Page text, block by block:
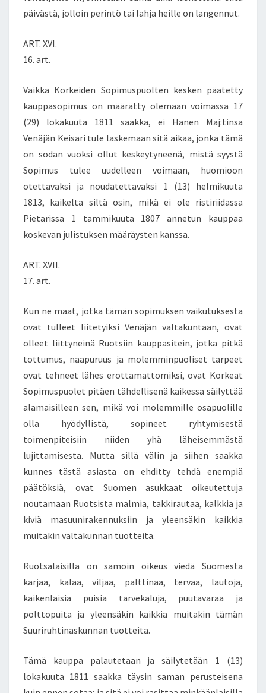
päivästä, jolloin perintö tai lahja heille on langennut.
ART. XVI.
16. art.
Vaikka Korkeiden Sopimuspuolten kesken päätetty
kauppasopimus on määrätty olemaan voimassa 17
(29) lokakuuta 1811 saakka, ei Hänen Maj:tinsa
Venäjän Keisari tule laskemaan sitä aikaa, jonka tämä
on sodan vuoksi ollut keskeytyneenä, mistä syystä
Sopimus tulee uudelleen voimaan, huomioon
otettavaksi ja noudatettavaksi 1 (13) helmikuuta
1813, kaikelta siltä osin, mikä ei ole ristiriidassa
Pietarissa 1 tammikuuta 1807 annetun kauppaa
koskevan julistuksen määräysten kanssa.
ART. XVII.
17. art.
Kun ne maat, jotka tämän sopimuksen vaikutuksesta
ovat tulleet liitetyiksi Venäjän valtakuntaan, ovat
olleet liittyneinä Ruotsiin kauppasitein, jotka pitkä
tottumus, naapuruus ja molemminpuoliset tarpeet
ovat tehneet lähes erottamattomiksi, ovat Korkeat
Sopimuspuolet pitäen tähdellisenä kaikessa säilyttää
alamaisilleen sen, mikä voi molemmille osapuolille
olla hyödyllistä, sopineet ryhtymisestä
toimenpiteisiin niiden yhä läheisemmästä
lujittamisesta. Mutta sillä välin ja siihen saakka
kunnes tästä asiasta on ehditty tehdä enempiä
päätöksiä, ovat Suomen asukkaat oikeutettuja
noutamaan Ruotsista malmia, takkirautaa, kalkkia ja
kiviä masuunirakennuksiin ja yleensäkin kaikkia
muitakin valtakunnan tuotteita.
Ruotsalaisilla on samoin oikeus viedä Suomesta
karjaa, kalaa, viljaa, palttinaa, tervaa, lautoja,
kaikenlaisia puisia tarvekaluja, puutavaraa ja
polttopuita ja yleensäkin kaikkia muitakin tämän
Suuriruhtinaskunnan tuotteita.
Tämä kauppa palautetaan ja säilytetään 1 (13)
lokakuuta 1811 saakka täysin saman perusteisena